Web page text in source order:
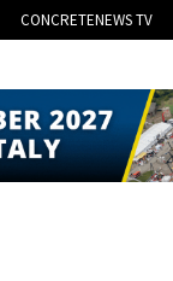
CONCRETENEWS TV